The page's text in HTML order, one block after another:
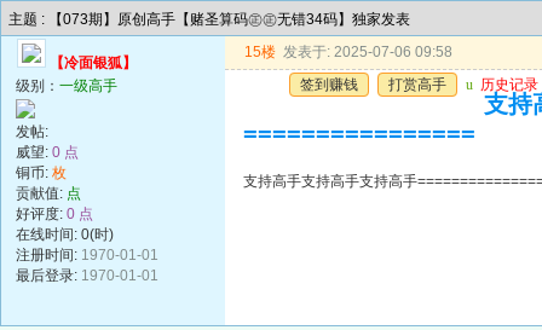
主题 : 【073期】原创高手【赌圣算码㊣㊣无错34码】独家发表
【冷面银狐】
级别： 一级高手
发帖:
威望: 0 点
铜币: 枚
贡献值: 点
好评度: 0 点
在线时间: 0(时)
注册时间: 1970-01-01
最后登录: 1970-01-01
15楼 发表于: 2025-07-06 09:58
签到赚钱
打赏高手 u 历史记录
支持
================
支持高手支持高手支持高手